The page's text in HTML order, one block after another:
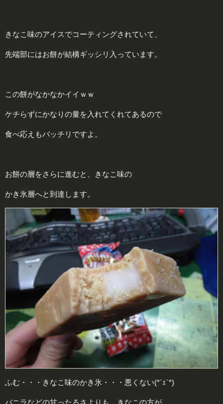
きなこ味のアイスでコーティングされていて、
先端部にはお餅が結構ギッシリ入っています。
この餅がなかなかイイｗｗ
ケチらずにかなりの量を入れてくれてあるので
食べ応えもバッチリですよ。
お餅の層をさらに進むと、きなこ味の
かき氷層へと到達します。
ふむ・・・きなこ味のかき氷・・・悪くない(*´ｪ`*)
バニラなどの甘ったるさよりも、きなこの方が